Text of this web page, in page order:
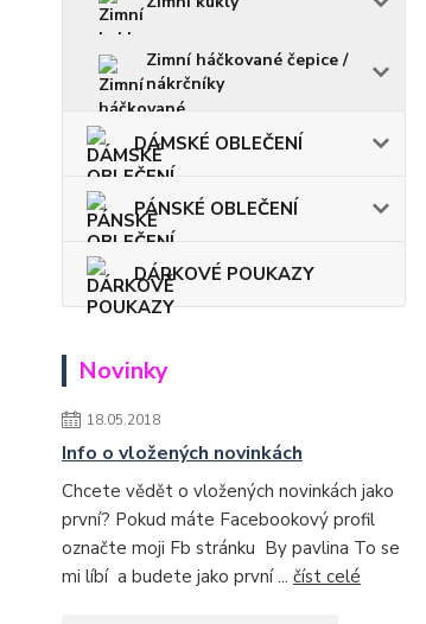
Zimní háčkované čepice /
nákrčníky
DÁMSKÉ OBLEČENÍ
PÁNSKÉ OBLEČENÍ
DÁRKOVÉ POUKAZY
Novinky
18.05.2018
Info o vložených novinkách
Chcete vědět o vložených novinkách jako
první? Pokud máte Facebookový profil
označte moji Fb stránku By pavlina To se
mi líbí a budete jako první ... číst celé